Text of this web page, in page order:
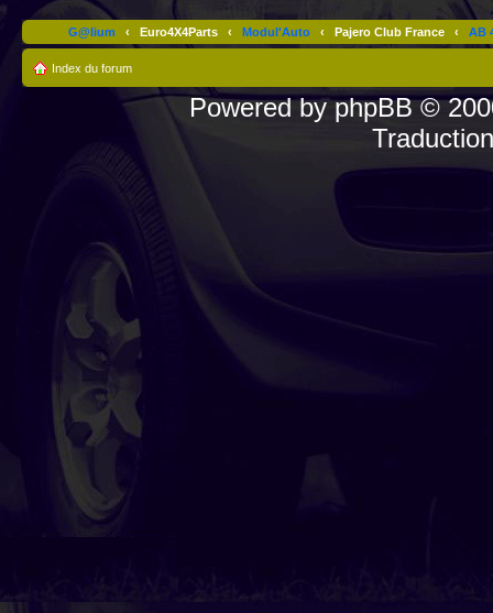
G@lium ‹ Euro4X4Parts ‹ Modul'Auto ‹ Pajero Club France ‹ AB
Index du forum
Powered byphpBB©